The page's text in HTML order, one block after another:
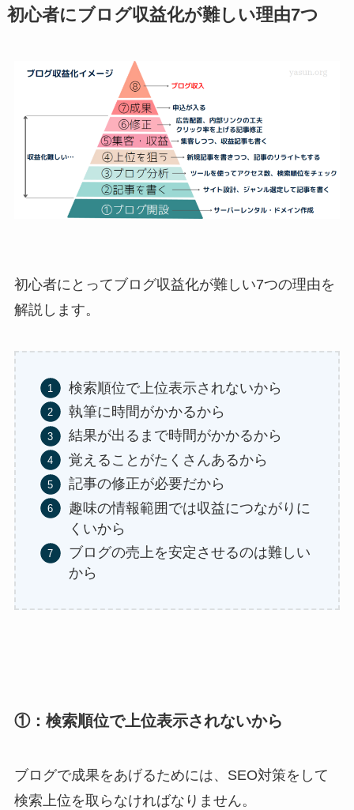
初心者にブログ収益化が難しい理由7つ
初心者にとってブログ収益化が難しい7つの理由を
解説します。
検索順位で上位表示されないから
執筆に時間がかかるから
結果が出るまで時間がかかるから
覚えることがたくさんあるから
記事の修正が必要だから
趣味の情報範囲では収益につながりに
くいから
ブログの売上を安定させるのは難しい
から
①：検索順位で上位表示されないから
ブログで成果をあげるためには、SEO対策をして
検索上位を取らなければなりません。